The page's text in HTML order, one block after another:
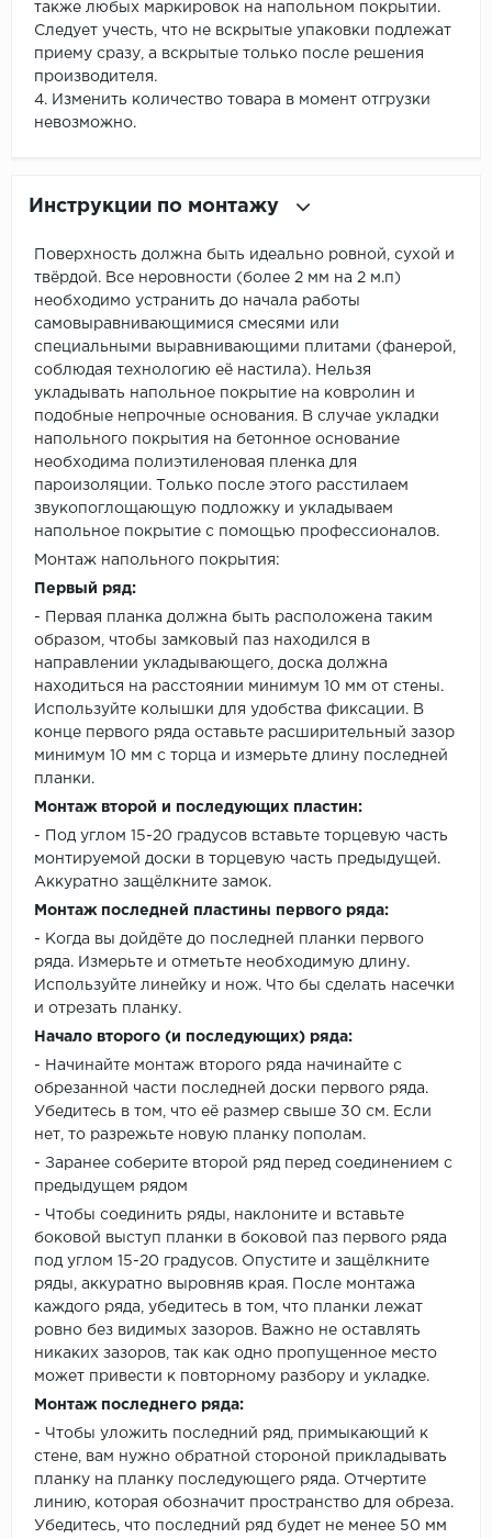
также любых маркировок на напольном покрытии.
Следует учесть, что не вскрытые упаковки подлежат
приему сразу, а вскрытые только после решения
производителя.
4. Изменить количество товара в момент отгрузки
невозможно.
Инструкции по монтажу
Поверхность должна быть идеально ровной, сухой и
твёрдой. Все неровности (более 2 мм на 2 м.п)
необходимо устранить до начала работы
самовыравнивающимися смесями или
специальными выравнивающими плитами (фанерой,
соблюдая технологию её настила). Нельзя
укладывать напольное покрытие на ковролин и
подобные непрочные основания. В случае укладки
напольного покрытия на бетонное основание
необходима полиэтиленовая пленка для
пароизоляции. Только после этого расстилаем
звукопоглощающую подложку и укладываем
напольное покрытие с помощью профессионалов.
Монтаж напольного покрытия:
Первый ряд:
- Первая планка должна быть расположена таким
образом, чтобы замковый паз находился в
направлении укладывающего, доска должна
находиться на расстоянии минимум 10 мм от стены.
Используйте колышки для удобства фиксации. В
конце первого ряда оставьте расширительный зазор
минимум 10 мм с торца и измерьте длину последней
планки.
Монтаж второй и последующих пластин:
- Под углом 15-20 градусов вставьте торцевую часть
монтируемой доски в торцевую часть предыдущей.
Аккуратно защёлкните замок.
Монтаж последней пластины первого ряда:
- Когда вы дойдёте до последней планки первого
ряда. Измерьте и отметьте необходимую длину.
Используйте линейку и нож. Что бы сделать насечки
и отрезать планку.
Начало второго (и последующих) ряда:
- Начинайте монтаж второго ряда начинайте с
обрезанной части последней доски первого ряда.
Убедитесь в том, что её размер свыше 30 см. Если
нет, то разрежьте новую планку пополам.
- Заранее соберите второй ряд перед соединением с
предыдущем рядом
- Чтобы соединить ряды, наклоните и вставьте
боковой выступ планки в боковой паз первого ряда
под углом 15-20 градусов. Опустите и защёлкните
ряды, аккуратно выровняв края. После монтажа
каждого ряда, убедитесь в том, что планки лежат
ровно без видимых зазоров. Важно не оставлять
никаких зазоров, так как одно пропущенное место
может привести к повторному разбору и укладке.
Монтаж последнего ряда:
- Чтобы уложить последний ряд, примыкающий к
стене, вам нужно обратной стороной прикладывать
планку на планку последующего ряда. Отчертите
линию, которая обозначит пространство для обреза.
Убедитесь, что последний ряд будет не менее 50 мм